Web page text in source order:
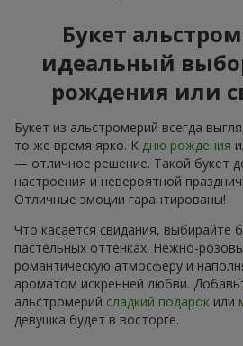
Букет
идеальный
рождения или
Букет из альстромерий всегда
то же время ярко. К дню рождения
— отличное решение. Такой букет
настроения и невероятной
Отличные эмоции гарантированы!
Что касается свидания, выбирайте
пастельных оттенках. Нежно-
романтическую атмосферу и
ароматом искренней любви.
альстромерий сладкий подарок или
девушка будет в восторге.